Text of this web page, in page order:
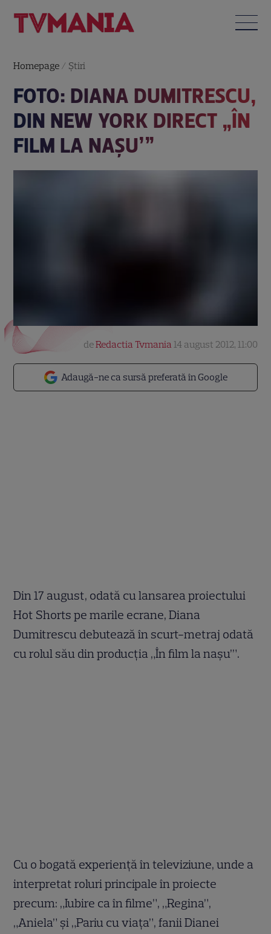
Homepage / Știri
FOTO: DIANA DUMITRESCU,
DIN NEW YORK DIRECT „ÎN
FILM LA NAȘU’”
Adaugă-ne ca sursă preferată în Google
deRedactia Tvmania 14 august 2012, 11:00
Din 17 august, odată cu lansarea proiectului
Hot Shorts pe marile ecrane, Diana
Dumitrescu debutează în scurt-metraj odată
cu rolul său din producția „În film la nașu’”.
Cu o bogată experiență în televiziune, unde a
interpretat roluri principale în proiecte
precum: „Iubire ca în filme”, „Regina”,
„Aniela” și „Pariu cu viața”, fanii Dianei